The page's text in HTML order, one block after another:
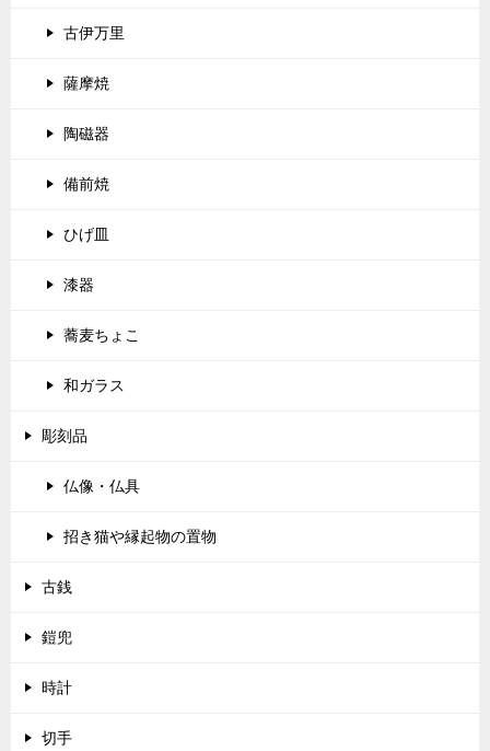
古伊万里
薩摩焼
陶磁器
備前焼
ひげ皿
漆器
蕎麦ちょこ
和ガラス
彫刻品
仏像・仏具
招き猫や縁起物の置物
古銭
鎧兜
時計
切手